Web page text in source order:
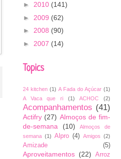
► 2010 (141)
► 2009 (62)
► 2008 (90)
► 2007 (14)
Topics
24 kitchen (1) A Fada do Açúcar (1)
A Vaca que ri
(1) ACHOC (2)
Acompanhamentos (41)
Actifry (27) Almoços de fim-
de-semana
(10)
Almoços de
semana (1) Alpro (4) Amigos (2)
Amizade (5)
Aproveitamentos (22)
Arroz